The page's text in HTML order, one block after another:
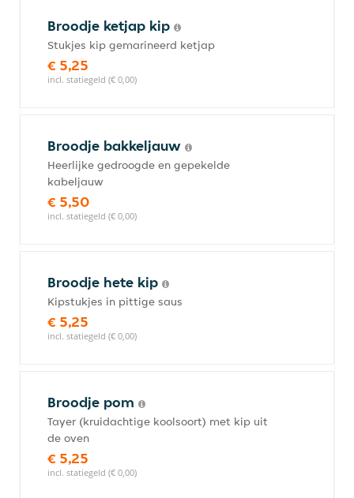
Broodje ketjap kip
Stukjes kip gemarineerd ketjap
€ 5,25
incl. statiegeld (€ 0,00)
Broodje bakkeljauw
Heerlijke gedroogde en gepekelde
kabeljauw
€ 5,50
incl. statiegeld (€ 0,00)
Broodje hete kip
Kipstukjes in pittige saus
€ 5,25
incl. statiegeld (€ 0,00)
Broodje pom
Tayer (kruidachtige koolsoort) met kip uit
de oven
€ 5,25
incl. statiegeld (€ 0,00)